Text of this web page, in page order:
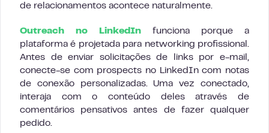
de relacionamentos acontece naturalmente.
Outreach no LinkedIn funciona porque a
plataforma é projetada para networking profissional.
Antes de enviar solicitações de links por e-mail,
conecte-se com prospects no LinkedIn com notas
de conexão personalizadas. Uma vez conectado,
interaja com o conteúdo deles através de
comentários pensativos antes de fazer qualquer
pedido.